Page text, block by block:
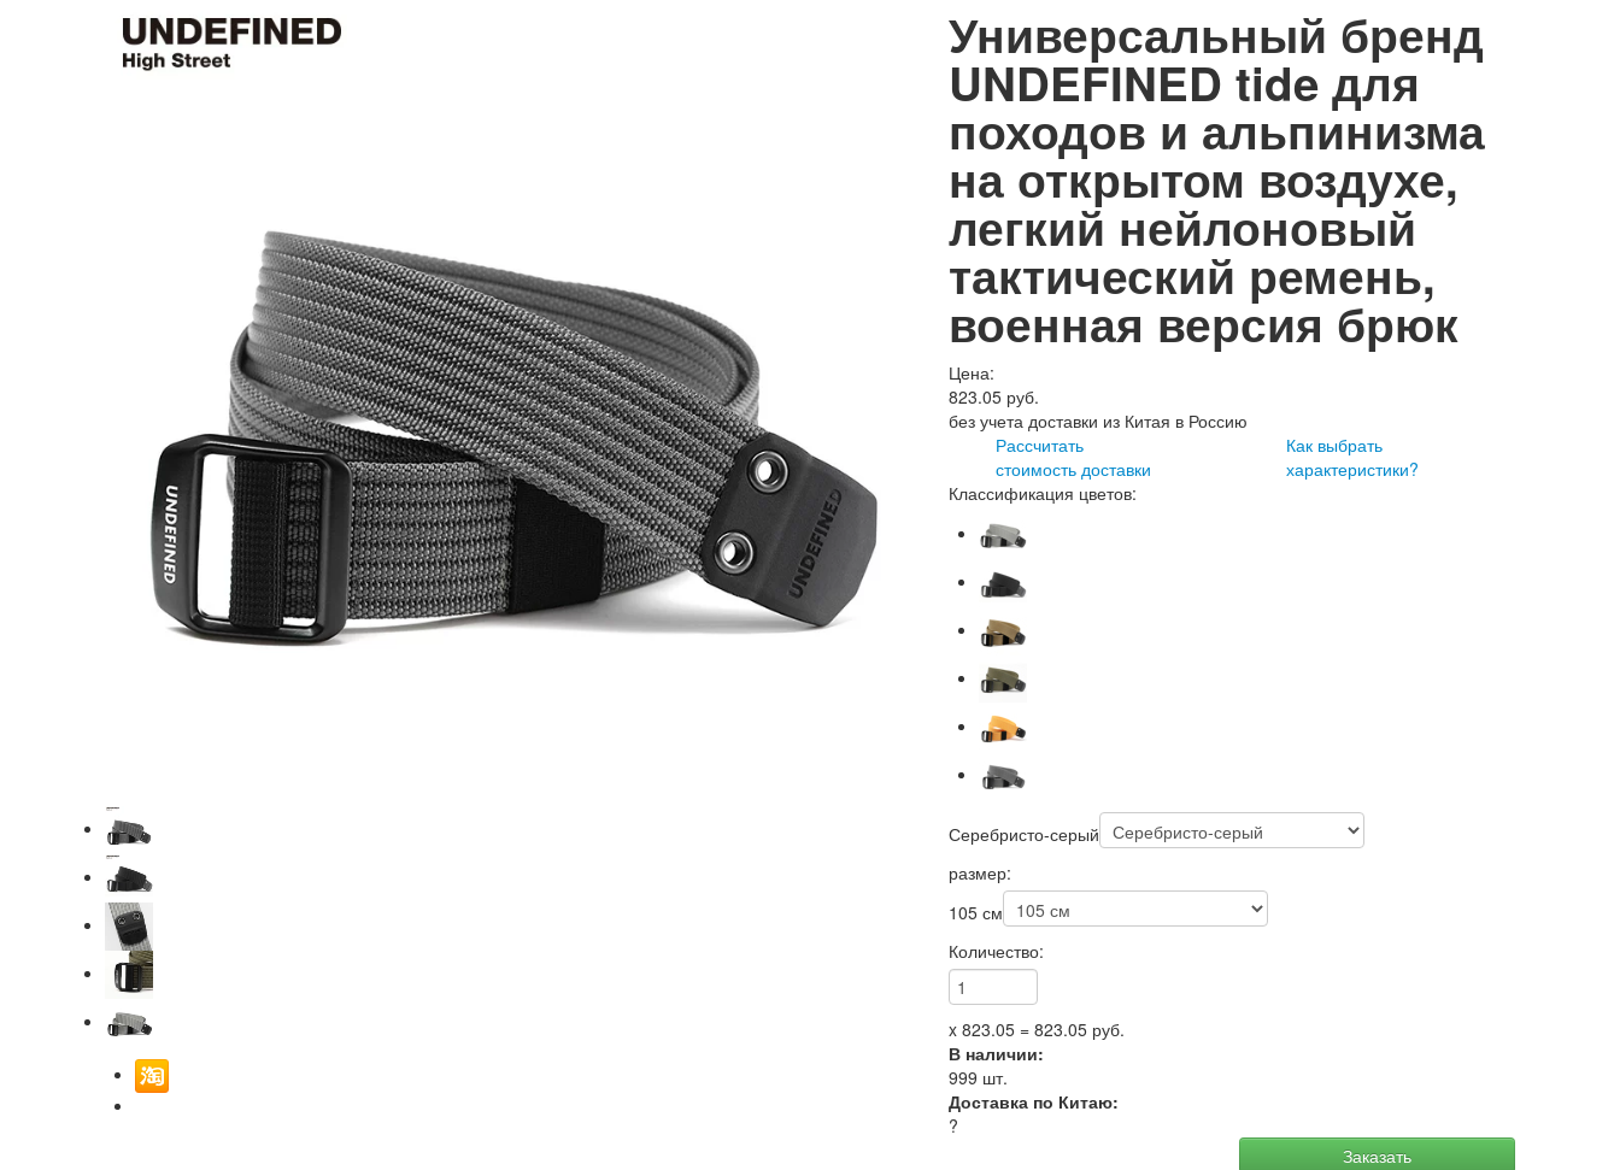
Универсальный бренд
UNDEFINED tide для
походов и альпинизма
на открытом воздухе,
легкий нейлоновый
тактический ремень,
военная версия брюк
Цена:
823.05 руб.
без учета доставки из Китая в Россию
Рассчитать
стоимость доставки
Как выбрать
характеристики?
Классификация цветов:
Серебристо-серый
размер:
105 см
Количество:
x 823.05 = 823.05 руб.
В наличии:
999 шт.
Доставка по Китаю:
?
Заказать